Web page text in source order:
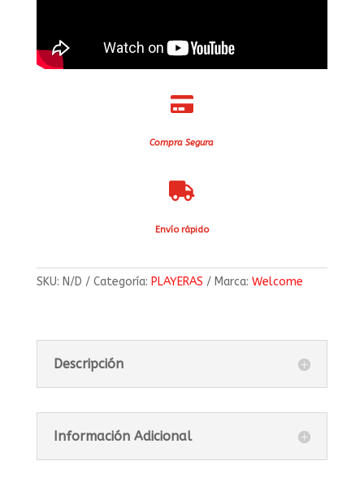

Compra Segura

Envío rápido
SKU: N/D Categoría: PLAYERAS Marca: Welcome
Descripción
Información Adicional